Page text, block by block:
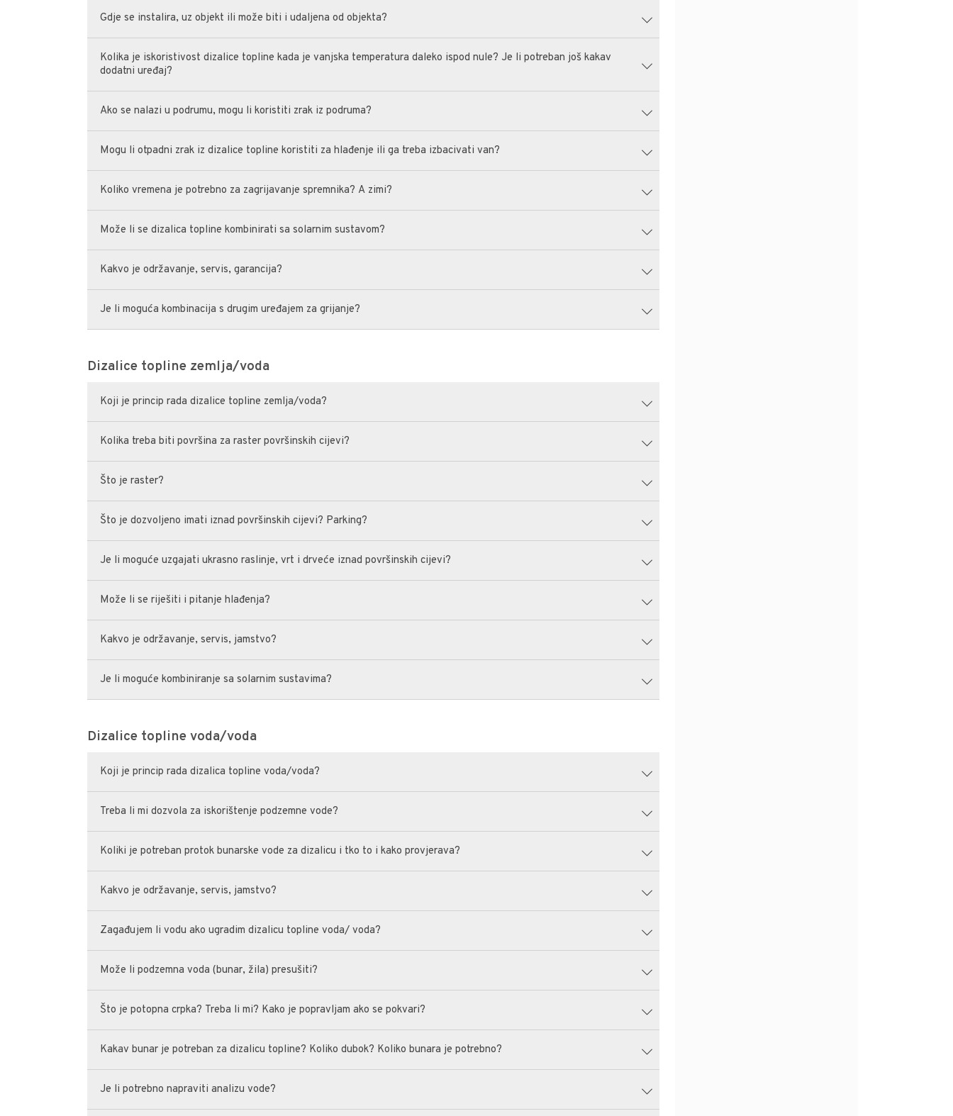
Gdje se instalira, uz objekt ili može biti i udaljena od objekta?
Kolika je iskoristivost dizalice topline kada je vanjska temperatura daleko ispod nule? Je li potreban još kakav
dodatni uređaj?
Ako se nalazi u podrumu, mogu li koristiti zrak iz podruma?
Mogu li otpadni zrak iz dizalice topline koristiti za hlađenje ili ga treba izbacivati van?
Koliko vremena je potrebno za zagrijavanje spremnika? A zimi?
Može li se dizalica topline kombinirati sa solarnim sustavom?
Kakvo je održavanje, servis, garancija?
Je li moguća kombinacija s drugim uređajem za grijanje?
Dizalice topline zemlja/voda
Koji je princip rada dizalice topline zemlja/voda?
Kolika treba biti površina za raster površinskih cijevi?
Što je raster?
Što je dozvoljeno imati iznad površinskih cijevi? Parking?
Je li moguće uzgajati ukrasno raslinje, vrt i drveće iznad površinskih cijevi?
Može li se riješiti i pitanje hlađenja?
Kakvo je održavanje, servis, jamstvo?
Je li moguće kombiniranje sa solarnim sustavima?
Dizalice topline voda/voda
Koji je princip rada dizalica topline voda/voda?
Treba li mi dozvola za iskorištenje podzemne vode?
Koliki je potreban protok bunarske vode za dizalicu i tko to i kako provjerava?
Kakvo je održavanje, servis, jamstvo?
Zagađujem li vodu ako ugradim dizalicu topline voda/ voda?
Može li podzemna voda (bunar, žila) presušiti?
Što je potopna crpka? Treba li mi? Kako je popravljam ako se pokvari?
Kakav bunar je potreban za dizalicu topline? Koliko dubok? Koliko bunara je potrebno?
Je li potrebno napraviti analizu vode?